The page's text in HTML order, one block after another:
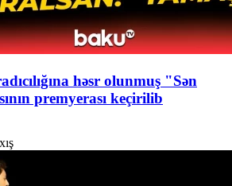
həsr olunmuş "Sən
premyerası keçirilib